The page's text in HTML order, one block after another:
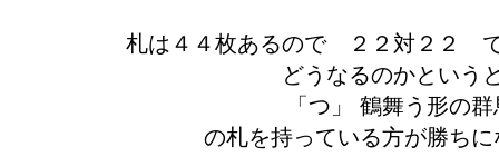
札は４４枚あるので ２２対２２
どうなるのかという
「つ」 鶴舞う形の
の札を持っている方が勝ち